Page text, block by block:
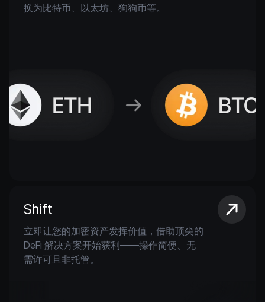
换为比特币、以太坊、狗狗币等。
Shift
立即让您的加密资产发挥价值，借助顶尖的
DeFi 解决方案开始获利——操作简便、无
需许可且非托管。